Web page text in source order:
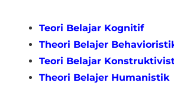
Teori Belajar Kognitif
Theori Belajer
Teori Belajar
Theori Belajer Humanistik